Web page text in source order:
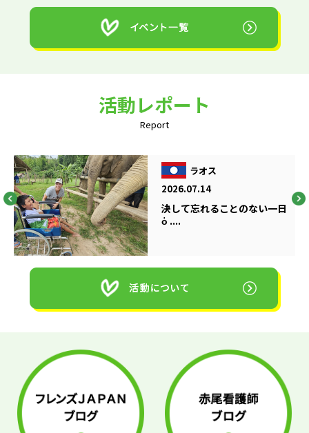
活動レポート
Report
ラオス
2026.07.14
決して忘れることのない一日
ὁ ....